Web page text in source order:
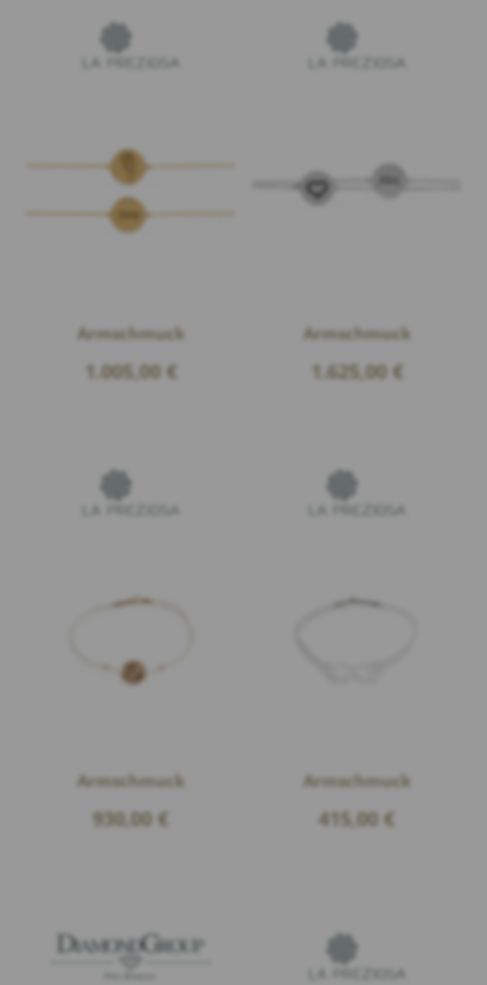
Armschmuck
1.005,00 €
Armschmuck
1.625,00 €
Armschmuck
930,00 €
Armschmuck
415,00 €